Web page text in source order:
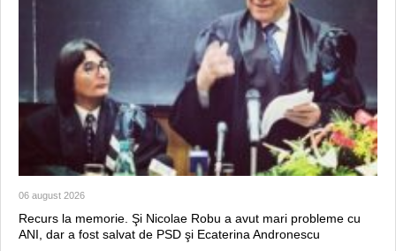
06 august 2026
Recurs la memorie. Şi Nicolae Robu a avut mari probleme cu
ANI, dar a fost salvat de PSD şi Ecaterina Andronescu